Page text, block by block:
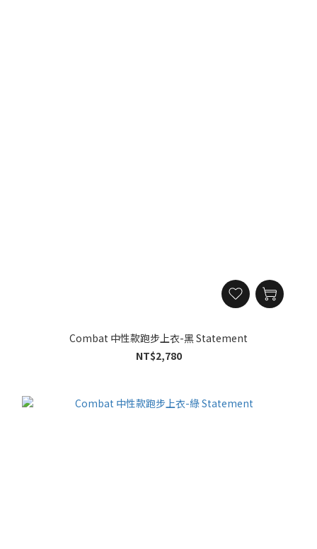
Combat 中性款跑步上衣-黑 Statement
NT$2,780